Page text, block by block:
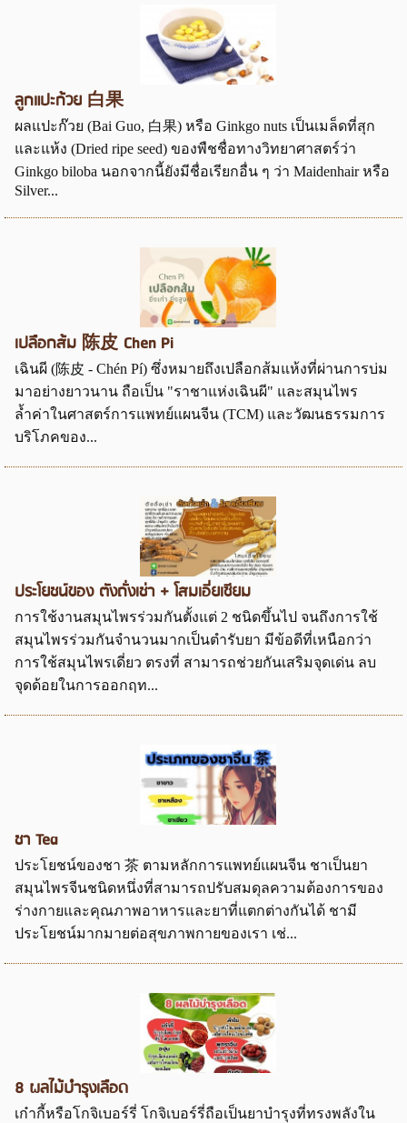
ลูกแปะก้วย 白果
ผลแปะก๊วย (Bai Guo, 白果) หรือ Ginkgo nuts เป็นเมล็ดที่สุก
และแห้ง (Dried ripe seed) ของพืชชื่อทางวิทยาศาสตร์ว่า
Ginkgo biloba นอกจากนี้ยังมีชื่อเรียกอื่น ๆ ว่า Maidenhair หรือ
Silver...
เปลือกส้ม 陈皮 Chen Pi
เฉินผี (陈皮 - Chén Pí) ซึ่งหมายถึงเปลือกส้มแห้งที่ผ่านการบ่ม
มาอย่างยาวนาน ถือเป็น "ราชาแห่งเฉินผี" และสมุนไพร
ล้ำค่าในศาสตร์การแพทย์แผนจีน (TCM) และวัฒนธรรมการ
บริโภคของ...
ประโยชน์ของ ตังถั่งเช่า + โสมเอี่ยเซียม
การใช้งานสมุนไพรร่วมกันตั้งแต่ 2 ชนิดขึ้นไป จนถึงการใช้
สมุนไพรร่วมกันจำนวนมากเป็นตำรับยา มีข้อดีที่เหนือกว่า
การใช้สมุนไพรเดี่ยว ตรงที่ สามารถช่วยกันเสริมจุดเด่น ลบ
จุดด้อยในการออกฤท...
ชา Tea
ประโยชน์ของชา 茶 ตามหลักการแพทย์แผนจีน ชาเป็นยา
สมุนไพรจีนชนิดหนึ่งที่สามารถปรับสมดุลความต้องการของ
ร่างกายและคุณภาพอาหารและยาที่แตกต่างกันได้ ชามี
ประโยชน์มากมายต่อสุขภาพกายของเรา เช่...
8 ผลไม้บำรุงเลือด
เก๋ากี้หรือโกจิเบอร์รี่ โกจิเบอร์รี่ถือเป็นยาบำรุงที่ทรงพลังใน